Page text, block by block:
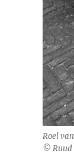
Roel
© Ruud